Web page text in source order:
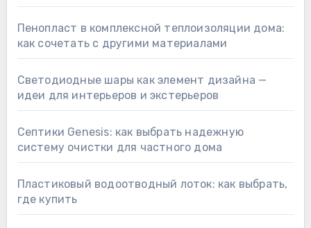
Пенопласт в комплексной теплоизоляции дома:
как сочетать с другими материалами
Светодиодные шары как элемент дизайна —
идеи для интерьеров и экстерьеров
Септики Genesis: как выбрать надежную
систему очистки для частного дома
Пластиковый водоотводный лоток: как выбрать,
где купить